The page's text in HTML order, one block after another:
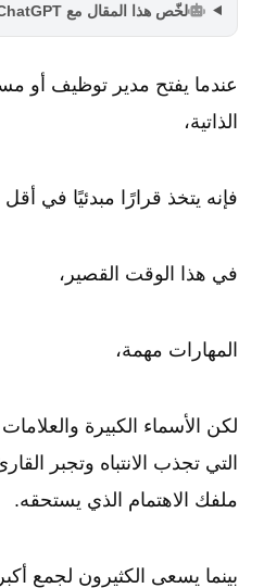
لخّص هذا المقال مع ChatGPT
عندما يفتح مدير توظيف أو
الذاتية،
فإنه يتخذ قرارًا مبدئيًا في أقل من 10
في هذا الوقت القصير،
المهارات مهمة،
لكن الأسماء الكبيرة
التي تجذب الانتباه وتجبر
ملفك الاهتمام الذي يستحقه.
بينما يسعى الكثيرون لجمع